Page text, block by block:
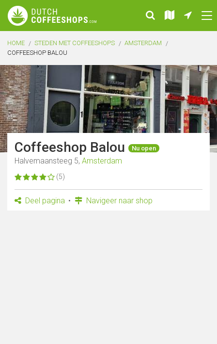
HOME STEDEN MET COFFEESHOPS
AMSTERDAM
COFFEESHOP BALOU
Coffeeshop Balou Nu open
Halvemaansteeg 5, Amsterdam
(5)
Deel pagina Navigeer naar shop